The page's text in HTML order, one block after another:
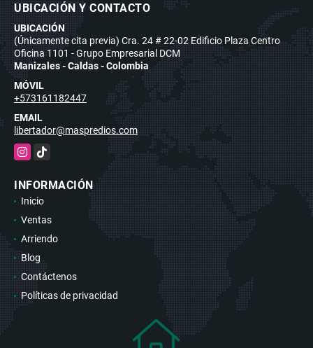
UBICACIÓN Y CONTACTO
UBICACIÓN
(Únicamente cita previa) Cra. 24 # 22-02 Edificio Plaza Centro
Oficina 1101 - Grupo Empresarial DCM
Manizales - Caldas - Colombia
MÓVIL
+573161182447
EMAIL
libertador@maspredios.com
Instagram
TikTok
INFORMACIÓN
Inicio
Ventas
Arriendo
Blog
Contáctenos
Políticas de privacidad